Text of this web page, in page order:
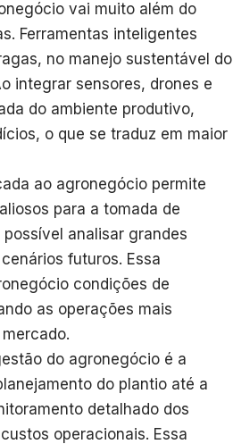
vai muito além do
Ferramentas inteligentes
no manejo sustentável do
integrar sensores, drones e
do ambiente produtivo,
o que se traduz em maior
ao agronegócio permite
para a tomada de
analisar grandes
futuros. Essa
condições de
as operações mais
do agronegócio é a
do plantio até a
detalhado dos
operacionais. Essa